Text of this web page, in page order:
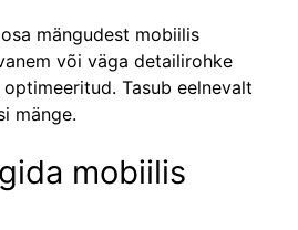
mängudest mobiilis
või väga detailirohke
Tasub eelnevalt
mänge.
mobiilis